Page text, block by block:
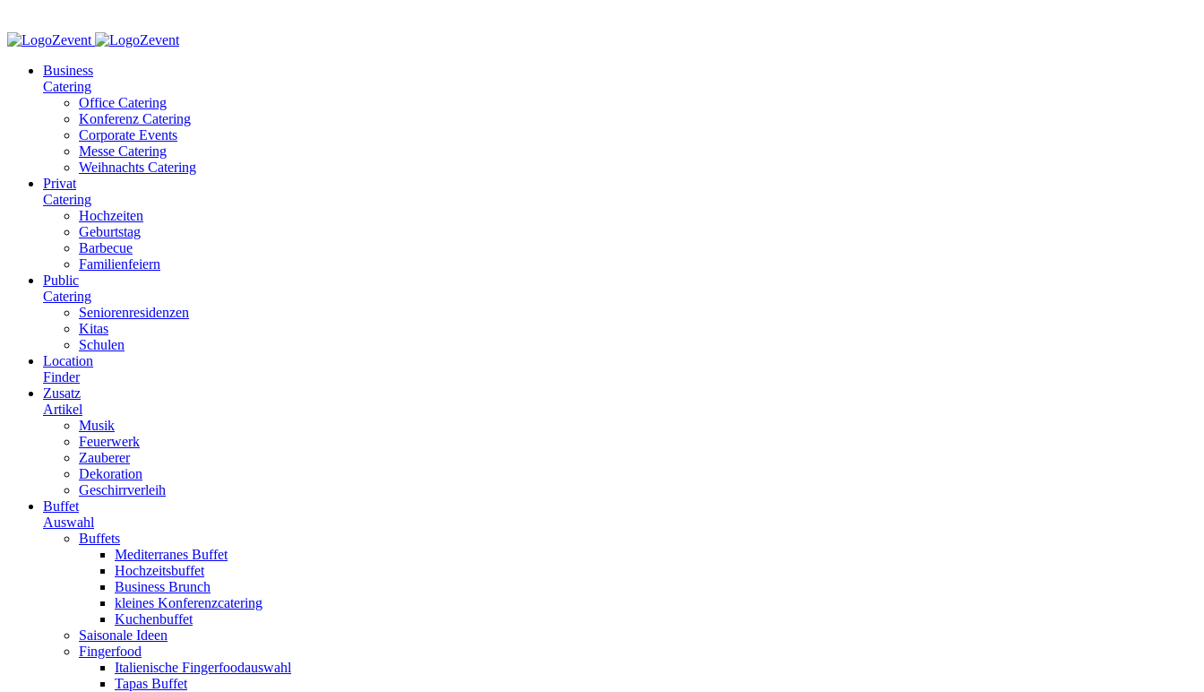
Business
Catering
Office Catering
Konferenz Catering
Corporate Events
Messe Catering
Weihnachts Catering
Privat
Catering
Hochzeiten
Geburtstag
Barbecue
Familienfeiern
Public
Catering
Seniorenresidenzen
Kitas
Schulen
Location
Finder
Zusatz
Artikel
Musik
Feuerwerk
Zauberer
Dekoration
Geschirrverleih
Buffet
Auswahl
Buffets
Mediterranes Buffet
Hochzeitsbuffet
Business Brunch
kleines Konferenzcatering
Kuchenbuffet
Saisonale Ideen
Fingerfood
Italienische Fingerfoodauswahl
Tapas Buffet